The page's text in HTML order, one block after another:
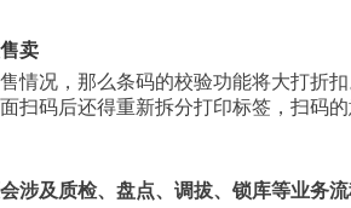
卖
情况，那么条码的校验功能将大打折
扫码后还得重新拆分打印标签，扫码的
涉及质检、盘点、调拔、锁库等业务